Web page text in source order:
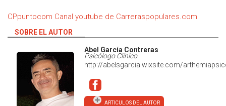
CPpuntocom Canal youtube de Carreraspopulares.com
SOBRE EL AUTOR
Abel García Contreras
Psicólogo Clínico
http://abelsgarcia.wixsite.com/
ARTICULOS DEL AUTOR